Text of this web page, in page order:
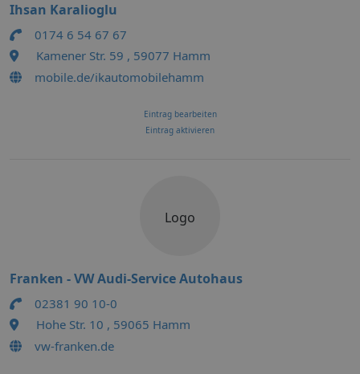
Ihsan Karalioglu
0174 6 54 67 67
Kamener Str. 59 , 59077 Hamm
mobile.de/ikautomobilehamm
Eintrag bearbeiten
Eintrag aktivieren
Logo
Franken - VW Audi-Service Autohaus
02381 90 10-0
Hohe Str. 10 , 59065 Hamm
vw-franken.de